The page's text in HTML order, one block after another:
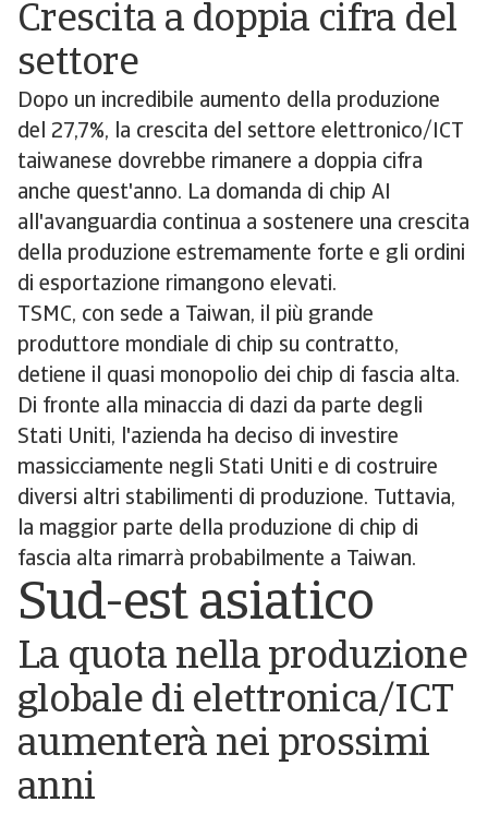
Crescita a doppia cifra del
settore
Dopo un incredibile aumento della produzione
del 27,7%, la crescita del settore elettronico/ICT
taiwanese dovrebbe rimanere a doppia cifra
anche quest'anno. La domanda di chip AI
all'avanguardia continua a sostenere una crescita
della produzione estremamente forte e gli ordini
di esportazione rimangono elevati.
TSMC, con sede a Taiwan, il più grande
produttore mondiale di chip su contratto,
detiene il quasi monopolio dei chip di fascia alta.
Di fronte alla minaccia di dazi da parte degli
Stati Uniti, l'azienda ha deciso di investire
massicciamente negli Stati Uniti e di costruire
diversi altri stabilimenti di produzione. Tuttavia,
la maggior parte della produzione di chip di
fascia alta rimarrà probabilmente a Taiwan.
Sud-est asiatico
La quota nella produzione
globale di elettronica/ICT
aumenterà nei prossimi
anni